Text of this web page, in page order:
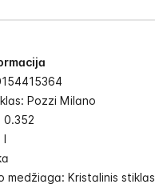
Pozzi Milano
0.352
l
medžiaga: Kristalinis stiklas